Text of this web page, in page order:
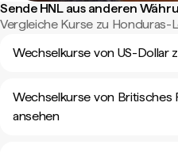
Sende HNL aus anderen
Vergleiche Kurse zu Honduras-
Wechselkurse von US-Dollar
Wechselkurse von Britisches
ansehen